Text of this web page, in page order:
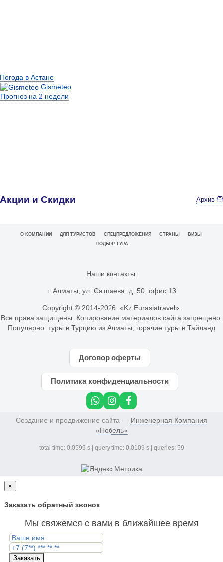
Погода в Астане
Gismeteo
Прогноз на 2 недели
Акции и Скидки Архив
О КОМПАНИИ ДЛЯ ТУРИСТОВ СПЕЦПРЕДЛОЖЕНИЯ СТРАНЫ
ВИЗЫ
ПОДБОР ТУРА
Наши контакты:
г. Алматы, ул. Сатпаева, д. 50, офис 13
Copyright © 2014-2026. «Kz.Eurasiatravel».
Все права защищены. Копирование материалов сайта запрещено.
Популярно: туры в Турцию из Алматы горячие туры в Тайланд
Договор оферты
Политика конфиденциальности
Создание и продвижение сайта — Инженерная Компания
«Нобель»
total time: 0.0599 s | query time: 0.0109 s | queries: 59
×
Заказать обратный звонок
Мы свяжемся с вами в ближайшее время
Заказать